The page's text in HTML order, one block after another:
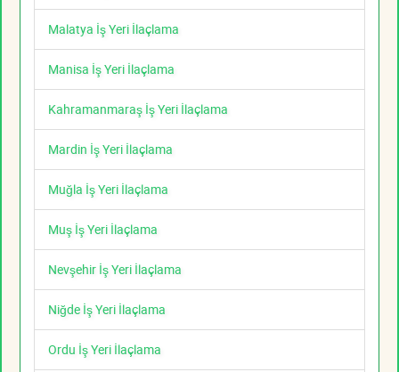
Malatya İş Yeri İlaçlama
Manisa İş Yeri İlaçlama
Kahramanmaraş İş Yeri İlaçlama
Mardin İş Yeri İlaçlama
Muğla İş Yeri İlaçlama
Muş İş Yeri İlaçlama
Nevşehir İş Yeri İlaçlama
Niğde İş Yeri İlaçlama
Ordu İş Yeri İlaçlama